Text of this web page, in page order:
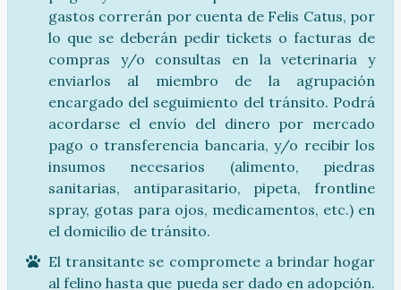
gastos correrán por cuenta de Felis Catus, por
lo que se deberán pedir tickets o facturas de
compras y/o consultas en la veterinaria y
enviarlos al miembro de la agrupación
encargado del seguimiento del tránsito. Podrá
acordarse el envío del dinero por mercado
pago o transferencia bancaria, y/o recibir los
insumos necesarios (alimento, piedras
sanitarias, antiparasitario, pipeta, frontline
spray, gotas para ojos, medicamentos, etc.) en
el domicilio de tránsito.
El transitante se compromete a brindar hogar
al felino hasta que pueda ser dado en adopción.